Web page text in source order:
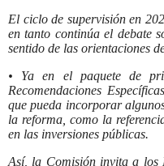
El ciclo de supervisión en
en tanto continúa el debate
sentido de las orientaciones
• Ya en el paquete de
Recomendaciones
que pueda incorporar
la reforma, como la
en las inversiones públicas.
Así, la Comisión invita a los